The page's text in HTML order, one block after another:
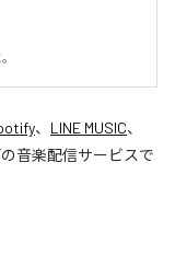
、 LINE MUSIC、
音楽配信サービスで